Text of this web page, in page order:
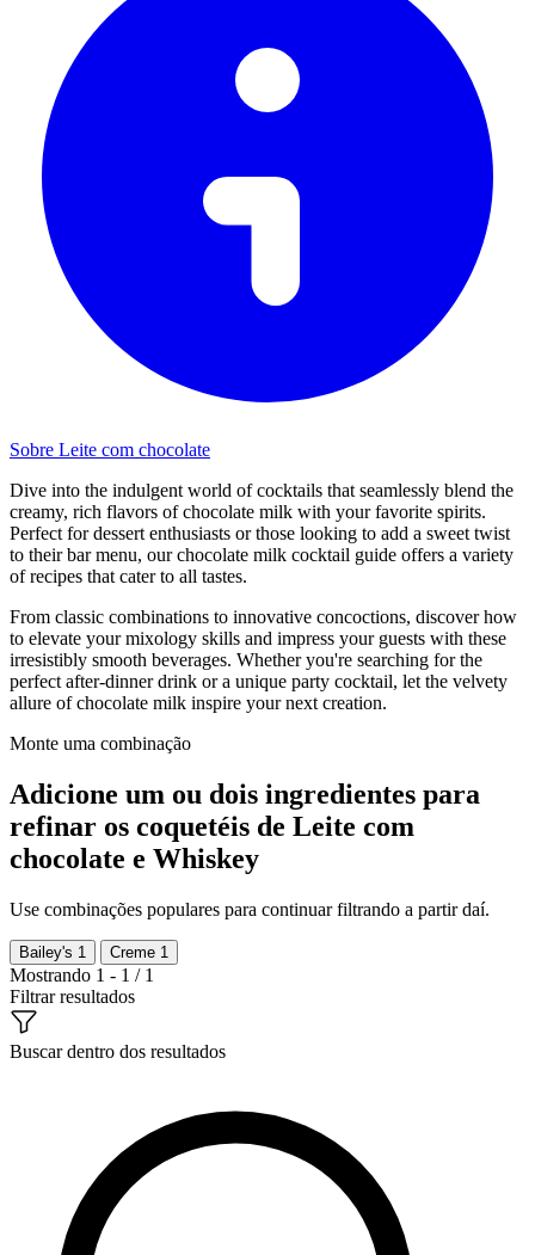
Sobre Leite com chocolate
Dive into the indulgent world of cocktails that seamlessly blend the
creamy, rich flavors of chocolate milk with your favorite spirits.
Perfect for dessert enthusiasts or those looking to add a sweet twist
to their bar menu, our chocolate milk cocktail guide offers a variety
of recipes that cater to all tastes.
From classic combinations to innovative concoctions, discover how
to elevate your mixology skills and impress your guests with these
irresistibly smooth beverages. Whether you're searching for the
perfect after-dinner drink or a unique party cocktail, let the velvety
allure of chocolate milk inspire your next creation.
Monte uma combinação
Adicione um ou dois ingredientes para
refinar os coquetéis de Leite com
chocolate e Whiskey
Use combinações populares para continuar filtrando a partir daí.
Bailey's 1 Creme 1
Mostrando 1 - 1 / 1
Filtrar resultados
Buscar dentro dos resultados